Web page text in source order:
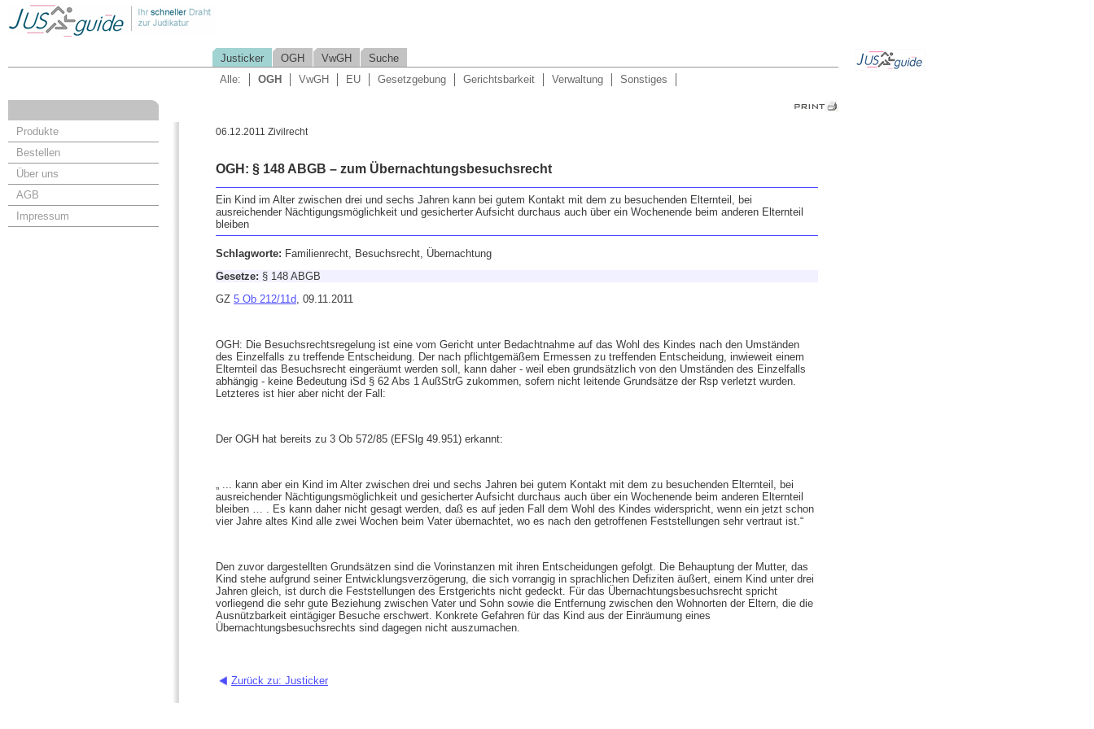
Justicker OGH VwGH
Suche
Alle:
OGH VwGH EU Gesetzgebung Gerichtsbarkeit Verwaltung Sonstiges
Produkte
Bestellen
Über uns
AGB
Impressum
06.12.2011 Zivilrecht
OGH: § 148 ABGB – zum Übernachtungsbesuchsrecht
Ein Kind im Alter zwischen drei und sechs Jahren kann bei gutem Kontakt mit dem zu besuchenden Elternteil, bei
ausreichender Nächtigungsmöglichkeit und gesicherter Aufsicht durchaus auch über ein Wochenende beim anderen Elternteil
bleiben
Schlagworte: Familienrecht, Besuchsrecht, Übernachtung
Gesetze: § 148 ABGB
GZ 5 Ob 212/11d, 09.11.2011
OGH: Die Besuchsrechtsregelung ist eine vom Gericht unter Bedachtnahme auf das Wohl des Kindes nach den Umständen
des Einzelfalls zu treffende Entscheidung. Der nach pflichtgemäßem Ermessen zu treffenden Entscheidung, inwieweit einem
Elternteil das Besuchsrecht eingeräumt werden soll, kann daher - weil eben grundsätzlich von den Umständen des Einzelfalls
abhängig - keine Bedeutung iSd § 62 Abs 1 AußStrG zukommen, sofern nicht leitende Grundsätze der Rsp verletzt wurden.
Letzteres ist hier aber nicht der Fall:
Der OGH hat bereits zu 3 Ob 572/85 (EFSlg 49.951) erkannt:
„ ... kann aber ein Kind im Alter zwischen drei und sechs Jahren bei gutem Kontakt mit dem zu besuchenden Elternteil, bei
ausreichender Nächtigungsmöglichkeit und gesicherter Aufsicht durchaus auch über ein Wochenende beim anderen Elternteil
bleiben … . Es kann daher nicht gesagt werden, daß es auf jeden Fall dem Wohl des Kindes widerspricht, wenn ein jetzt schon
vier Jahre altes Kind alle zwei Wochen beim Vater übernachtet, wo es nach den getroffenen Feststellungen sehr vertraut ist.“
Den zuvor dargestellten Grundsätzen sind die Vorinstanzen mit ihren Entscheidungen gefolgt. Die Behauptung der Mutter, das
Kind stehe aufgrund seiner Entwicklungsverzögerung, die sich vorrangig in sprachlichen Defiziten äußert, einem Kind unter drei
Jahren gleich, ist durch die Feststellungen des Erstgerichts nicht gedeckt. Für das Übernachtungsbesuchsrecht spricht
vorliegend die sehr gute Beziehung zwischen Vater und Sohn sowie die Entfernung zwischen den Wohnorten der Eltern, die die
Ausnützbarkeit eintägiger Besuche erschwert. Konkrete Gefahren für das Kind aus der Einräumung eines
Übernachtungsbesuchsrechts sind dagegen nicht auszumachen.
Zurück zu: Justicker